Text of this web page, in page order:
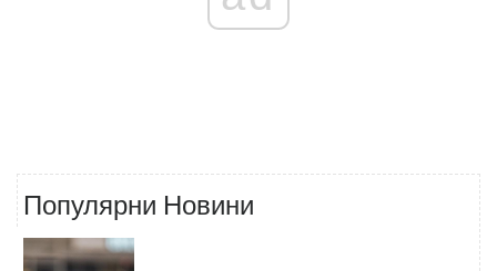
Популярни Новини